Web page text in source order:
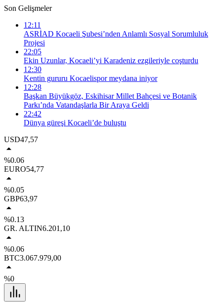
Son Gelişmeler
12:11
ASRİAD Kocaeli Şubesi’nden Anlamlı Sosyal Sorumluluk
Projesi
22:05
Ekin Uzunlar, Kocaeli’yi Karadeniz ezgileriyle coşturdu
12:30
Kentin gururu Kocaelispor meydana iniyor
12:28
Başkan Büyükgöz, Eskihisar Millet Bahçesi ve Botanik
Parkı’nda Vatandaşlarla Bir Araya Geldi
22:42
Dünya güreşi Kocaeli’de buluştu
USD47,57
%0.06
EURO54,77
%0.05
GBP63,97
%0.13
GR. ALTIN6.201,10
%0.06
BTC3.067.979,00
%0